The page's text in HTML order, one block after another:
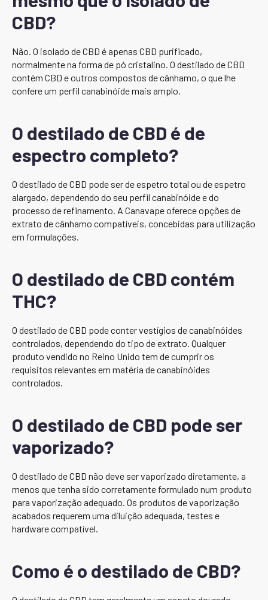
CBD?
Não. O isolado de CBD é apenas CBD purificado,
normalmente na forma de pó cristalino. O destilado de CBD
contém CBD e outros compostos de cânhamo, o que lhe
confere um perfil canabinóide mais amplo.
O destilado de CBD é de
espectro completo?
O destilado de CBD pode ser de espetro total ou de espetro
alargado, dependendo do seu perfil canabinóide e do
processo de refinamento. A Canavape oferece opções de
extrato de cânhamo compatíveis, concebidas para utilização
em formulações.
O destilado de CBD contém
THC?
O destilado de CBD pode conter vestígios de canabinóides
controlados, dependendo do tipo de extrato. Qualquer
produto vendido no Reino Unido tem de cumprir os
requisitos relevantes em matéria de canabinóides
controlados.
O destilado de CBD pode ser
vaporizado?
O destilado de CBD não deve ser vaporizado diretamente, a
menos que tenha sido corretamente formulado num produto
para vaporização adequado. Os produtos de vaporização
acabados requerem uma diluição adequada, testes e
hardware compatível.
Como é o destilado de CBD?